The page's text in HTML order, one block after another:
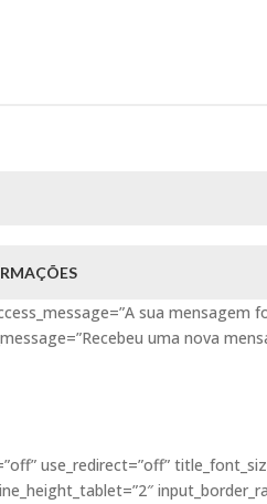
sua
uma nova
use_redirect=”off”